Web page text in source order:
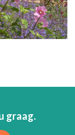
graag.